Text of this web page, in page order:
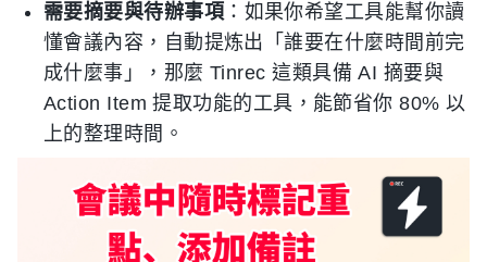
需要摘要與待辦事項 ：如果你希望工具能幫你讀
懂會議內容，自動提炼出「誰要在什麼時間前完
成什麼事」，那麼 Tinrec 這類具備 AI 摘要與
Action Item 提取功能的工具，能節省你 80% 以
上的整理時間。